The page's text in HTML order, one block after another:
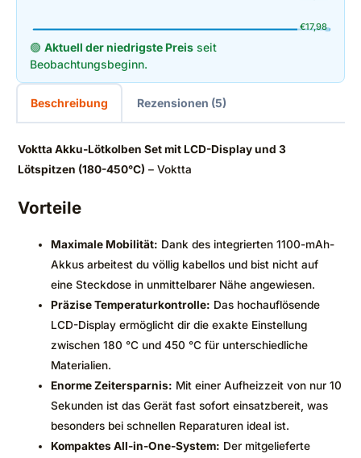
€17,98
🟢 Aktuell der niedrigste Preis seit
Beobachtungsbeginn.
Beschreibung Rezensionen (5)
Voktta Akku-Lötkolben Set mit LCD-Display und 3
Lötspitzen (180-450°C) – Voktta
Vorteile
Maximale Mobilität: Dank des integrierten 1100-mAh-
Akkus arbeitest du völlig kabellos und bist nicht auf
eine Steckdose in unmittelbarer Nähe angewiesen.
Präzise Temperaturkontrolle: Das hochauflösende
LCD-Display ermöglicht dir die exakte Einstellung
zwischen 180 °C und 450 °C für unterschiedliche
Materialien.
Enorme Zeitersparnis: Mit einer Aufheizzeit von nur 10
Sekunden ist das Gerät fast sofort einsatzbereit, was
besonders bei schnellen Reparaturen ideal ist.
Kompaktes All-in-One-System: Der mitgelieferte